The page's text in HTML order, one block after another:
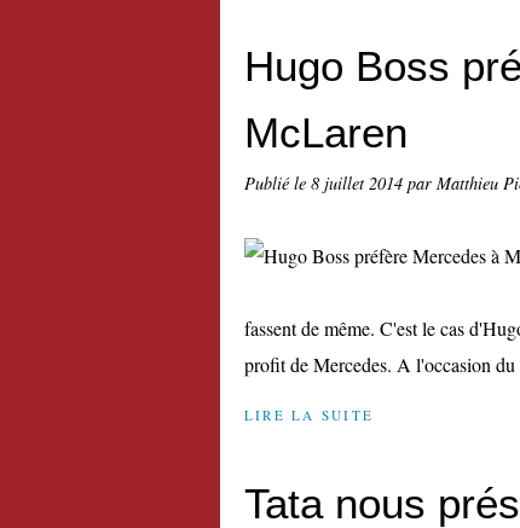
Hugo Boss
McLaren
Publié le 8 juillet 2014 par Matthieu
fassent de même. C'est le cas
profit de Mercedes. A l'occasion
LIRE LA SUITE
Tata nous